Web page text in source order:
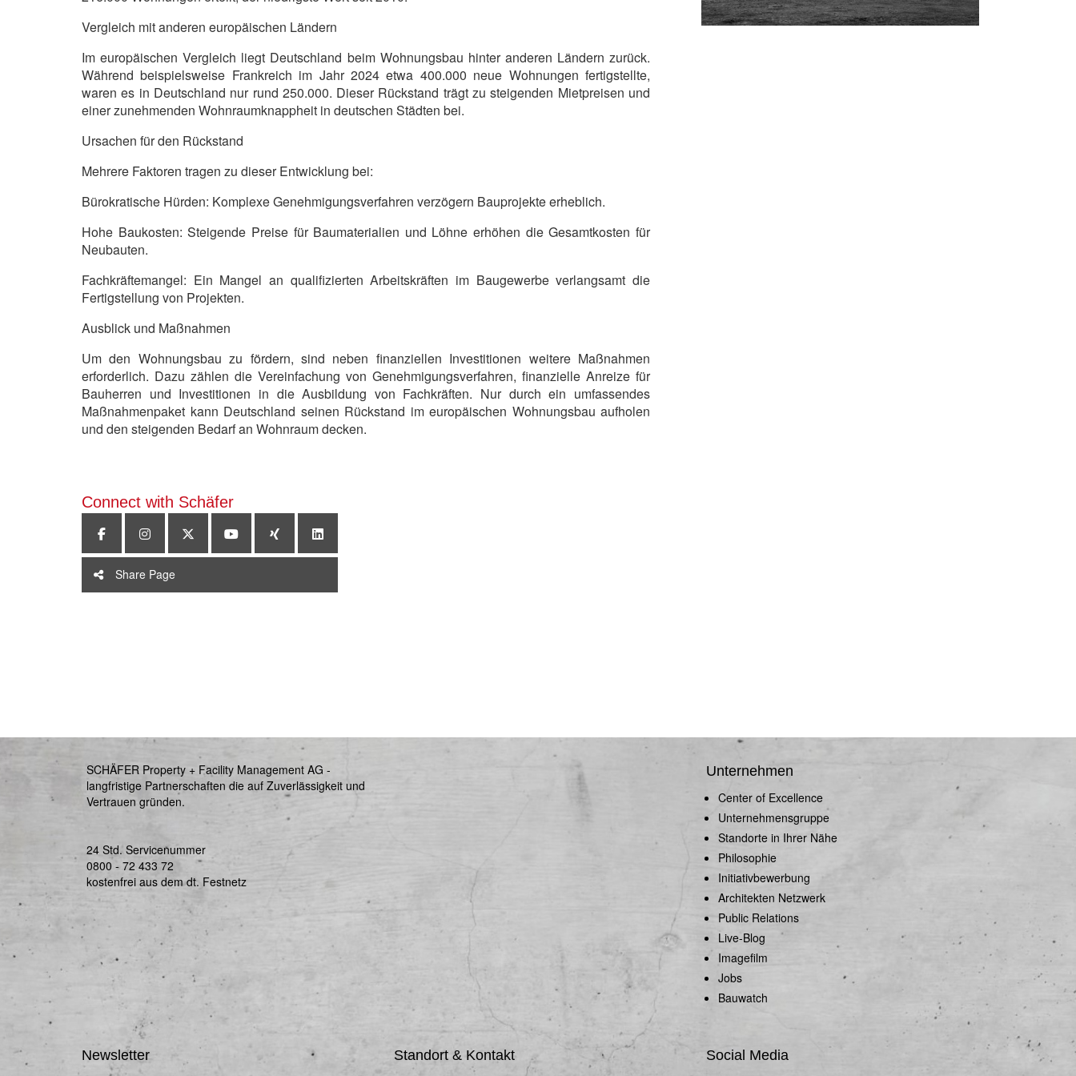
Vergleich mit anderen europäischen Ländern
Im europäischen Vergleich liegt Deutschland beim Wohnungsbau hinter anderen Ländern zurück.
Während beispielsweise Frankreich im Jahr 2024 etwa 400.000 neue Wohnungen fertigstellte,
waren es in Deutschland nur rund 250.000. Dieser Rückstand trägt zu steigenden Mietpreisen und
einer zunehmenden Wohnraumknappheit in deutschen Städten bei.
Ursachen für den Rückstand
Mehrere Faktoren tragen zu dieser Entwicklung bei:
Bürokratische Hürden: Komplexe Genehmigungsverfahren verzögern Bauprojekte erheblich.
Hohe Baukosten: Steigende Preise für Baumaterialien und Löhne erhöhen die Gesamtkosten für
Neubauten.
Fachkräftemangel: Ein Mangel an qualifizierten Arbeitskräften im Baugewerbe verlangsamt die
Fertigstellung von Projekten.
Ausblick und Maßnahmen
Um den Wohnungsbau zu fördern, sind neben finanziellen Investitionen weitere Maßnahmen
erforderlich. Dazu zählen die Vereinfachung von Genehmigungsverfahren, finanzielle Anreize für
Bauherren und Investitionen in die Ausbildung von Fachkräften. Nur durch ein umfassendes
Maßnahmenpaket kann Deutschland seinen Rückstand im europäischen Wohnungsbau aufholen
und den steigenden Bedarf an Wohnraum decken.
Connect with Schäfer
Share Page
SCHÄFER Property + Facility Management AG -
langfristige Partnerschaften die auf Zuverlässigkeit und
Vertrauen gründen.
24 Std. Servicenummer
0800 - 72 433 72
kostenfrei aus dem dt. Festnetz
Unternehmen
Center of Excellence
Unternehmensgruppe
Standorte in Ihrer Nähe
Philosophie
Initiativbewerbung
Architekten Netzwerk
Public Relations
Live-Blog
Imagefilm
Jobs
Bauwatch
Newsletter
Standort & Kontakt
Social Media